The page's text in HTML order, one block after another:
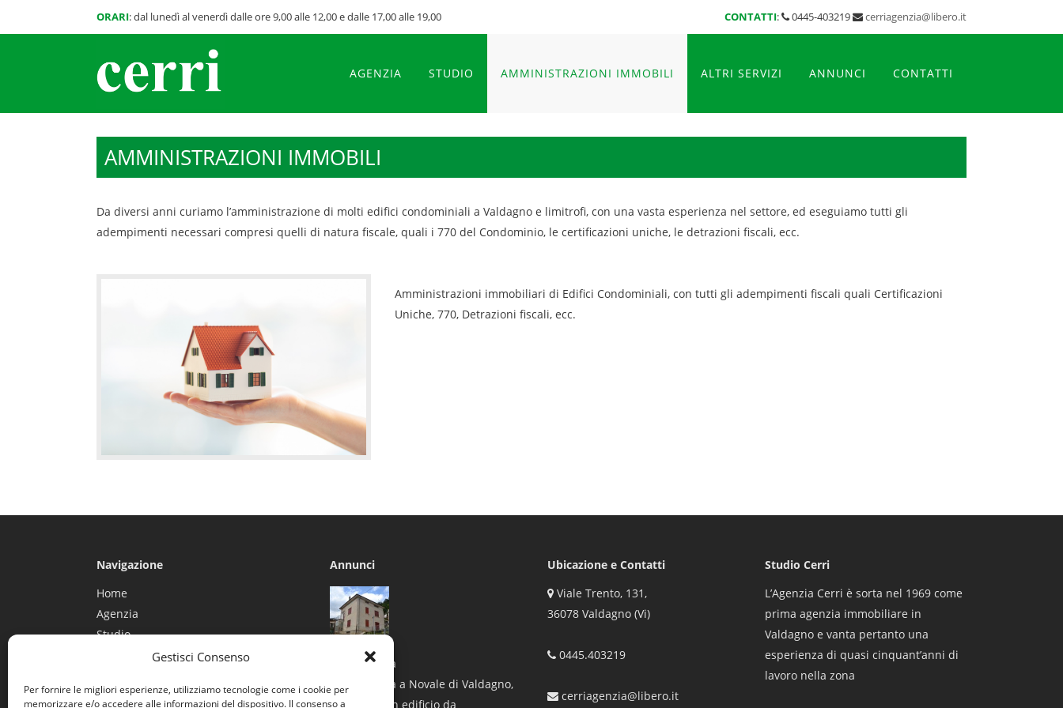
Gestisci Consenso
Per fornire le migliori esperienze, utilizziamo tecnologie come i cookie per
memorizzare e/o accedere alle informazioni del dispositivo. Il consenso a
ORARI: dal lunedì al venerdì dalle ore 9,00 alle 12,00 e dalle 17,00 alle 19,00 CONTATTI: 0445-403219 cerriagenzia@libero.it
AGENZIA STUDIO AMMINISTRAZIONI IMMOBILI ALTRI SERVIZI ANNUNCI CONTATTI
AMMINISTRAZIONI IMMOBILI
Da diversi anni curiamo l’amministrazione di molti edifici condominiali a Valdagno e limitrofi, con una vasta esperienza nel settore, ed eseguiamo tutti gli
adempimenti necessari compresi quelli di natura fiscale, quali i 770 del Condominio, le certificazioni uniche, le detrazioni fiscali, ecc.
Amministrazioni immobiliari di Edifici Condominiali, con tutti gli adempimenti fiscali quali Certificazioni
Uniche, 770, Detrazioni fiscali, ecc.
Navigazione
Home
Agenzia
Studio
Amministrazione Immobili
Annunci
Annunci
Casa singola
Casa singola a Novale di Valdagno,
trattasi di un edificio da
Ubicazione e Contatti
Viale Trento, 131,
36078 Valdagno (Vi)
0445.403219
cerriagenzia@libero.it
Studio Cerri
L’Agenzia Cerri è sorta nel 1969 come
prima agenzia immobiliare in
Valdagno e vanta pertanto una
esperienza di quasi cinquant’anni di
lavoro nella zona